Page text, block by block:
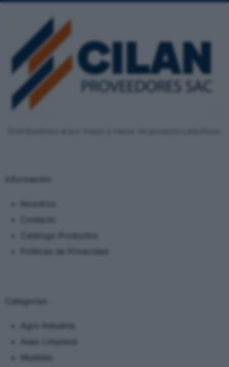
Información
Políticas de Privacidad
Categorias
Aseo Limpieza
Muebles